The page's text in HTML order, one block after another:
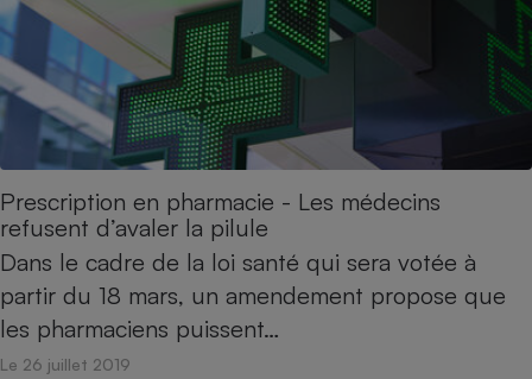
Prescription en pharmacie - Les médecins
refusent d’avaler la pilule
Dans le cadre de la loi santé qui sera votée à
partir du 18 mars, un amendement propose que
les pharmaciens puissent…
Le 26 juillet 2019